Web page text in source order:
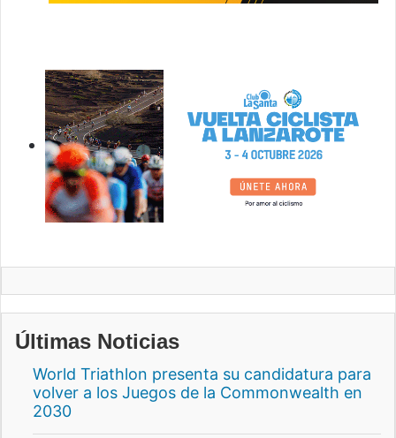
Últimas Noticias
World Triathlon presenta su candidatura para
volver a los Juegos de la Commonwealth en
2030